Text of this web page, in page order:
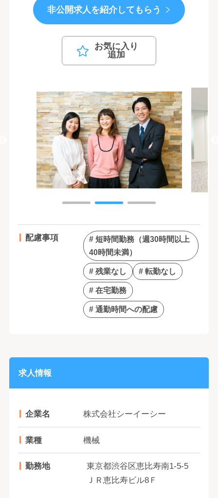
非公開求人を紹介してもらう
お気に入り
追加
配慮事項
# 短時間勤務（週30時間以上
40時間未満）
# 残業なし # 転勤なし
# 在宅勤務
# 通勤時間への配慮
求人情報
企業名 株式会社シーイーシー
業種 機械
勤務地
東京都渋谷区恵比寿南1-5-5
ＪＲ恵比寿ビル8Ｆ